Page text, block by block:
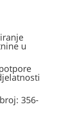
u
356-